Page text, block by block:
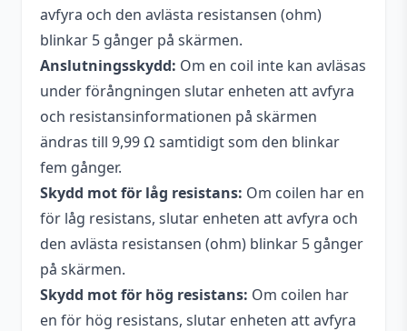
avfyra och den avlästa resistansen (ohm)
blinkar 5 gånger på skärmen.
Anslutningsskydd: Om en coil inte kan avläsas
under förångningen slutar enheten att avfyra
och resistansinformationen på skärmen
ändras till 9,99 Ω samtidigt som den blinkar
fem gånger.
Skydd mot för låg resistans: Om coilen har en
för låg resistans, slutar enheten att avfyra och
den avlästa resistansen (ohm) blinkar 5 gånger
på skärmen.
Skydd mot för hög resistans: Om coilen har
en för hög resistans, slutar enheten att avfyra